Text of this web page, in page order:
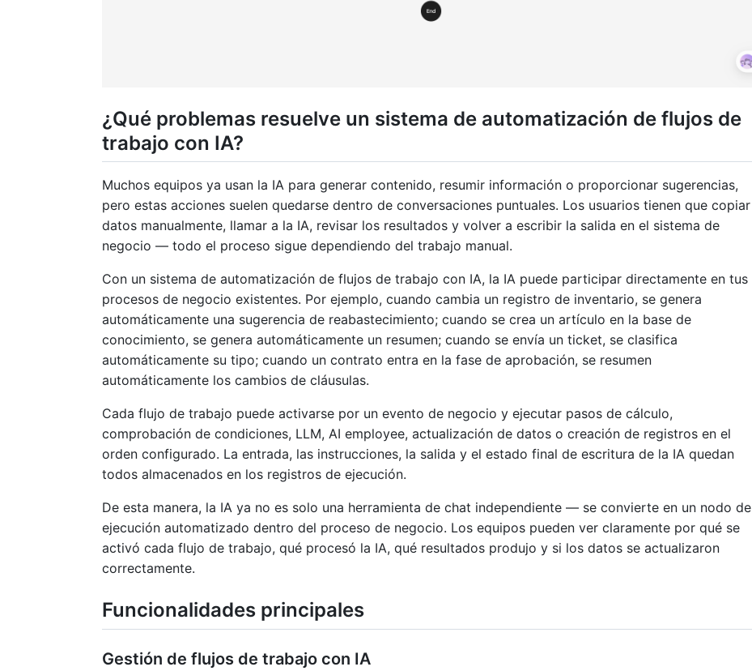
¿Qué problemas resuelve un sistema de automatización de flujos de
trabajo con IA?
Muchos equipos ya usan la IA para generar contenido, resumir información o proporcionar sugerencias,
pero estas acciones suelen quedarse dentro de conversaciones puntuales. Los usuarios tienen que copiar
datos manualmente, llamar a la IA, revisar los resultados y volver a escribir la salida en el sistema de
negocio — todo el proceso sigue dependiendo del trabajo manual.
Con un sistema de automatización de flujos de trabajo con IA, la IA puede participar directamente en tus
procesos de negocio existentes. Por ejemplo, cuando cambia un registro de inventario, se genera
automáticamente una sugerencia de reabastecimiento; cuando se crea un artículo en la base de
conocimiento, se genera automáticamente un resumen; cuando se envía un ticket, se clasifica
automáticamente su tipo; cuando un contrato entra en la fase de aprobación, se resumen
automáticamente los cambios de cláusulas.
Cada flujo de trabajo puede activarse por un evento de negocio y ejecutar pasos de cálculo,
comprobación de condiciones, LLM, AI employee, actualización de datos o creación de registros en el
orden configurado. La entrada, las instrucciones, la salida y el estado final de escritura de la IA quedan
todos almacenados en los registros de ejecución.
De esta manera, la IA ya no es solo una herramienta de chat independiente — se convierte en un nodo de
ejecución automatizado dentro del proceso de negocio. Los equipos pueden ver claramente por qué se
activó cada flujo de trabajo, qué procesó la IA, qué resultados produjo y si los datos se actualizaron
correctamente.
Funcionalidades principales
Gestión de flujos de trabajo con IA